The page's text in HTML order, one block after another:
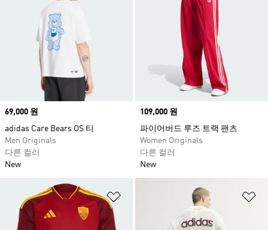
Price
69,000 원
adidas Care Bears OS 티
Men Originals
다른 컬러
New
Price
109,000 원
파이어버드 루즈 트랙 팬츠
Women Originals
다른 컬러
New
위시리스트 담기